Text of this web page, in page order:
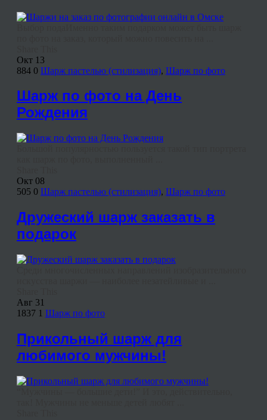
Окт 13
884 0 Шарж пастелью (стилизация), Шарж по фото
Шарж по фото на День
Рождения
Окт 08
505 0 Шарж пастелью (стилизация), Шарж по фото
Дружеский шарж заказать в
подарок
Авг 31
1837 1 Шарж по фото
Прикольный шарж для
любимого мужчины!